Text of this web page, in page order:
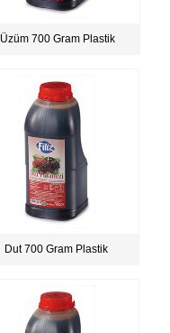
Üzüm 700 Gram Plastik
Dut 700 Gram Plastik